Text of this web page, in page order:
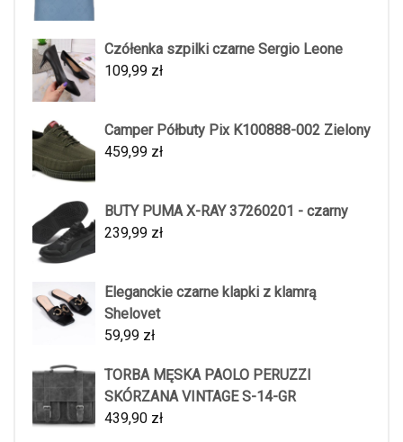
Czółenka szpilki czarne Sergio Leone
109,99 zł
Camper Półbuty Pix K100888-002 Zielony
459,99 zł
BUTY PUMA X-RAY 37260201 - czarny
239,99 zł
Eleganckie czarne klapki z klamrą
Shelovet
59,99 zł
TORBA MĘSKA PAOLO PERUZZI
SKÓRZANA VINTAGE S-14-GR
439,90 zł